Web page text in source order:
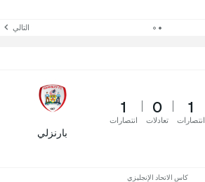
التالي
1
انتصارات
0
تعادلات
1
انتصارات
بارنزلي
كاس الاتحاد الإنجليزي